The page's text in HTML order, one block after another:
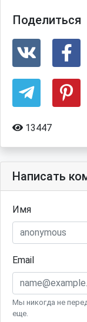
Поделиться
13447
Написать
Имя
Email
Мы никогда не
еще.